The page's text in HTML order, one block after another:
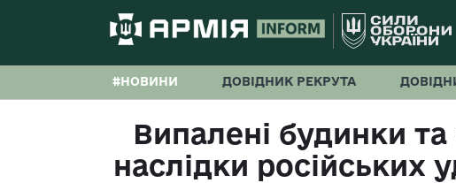
#НОВИНИ ДОВІДНИК РЕКРУТА
Випалені будинки
наслідки російських